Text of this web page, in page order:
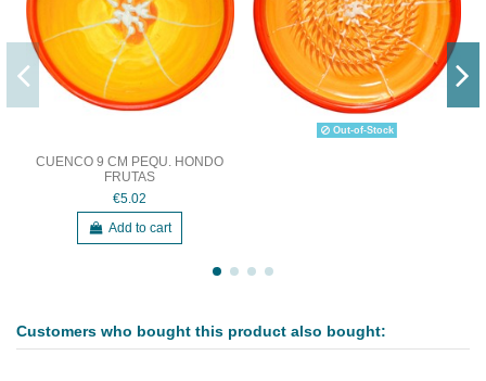
CUENCO 9 CM PEQU. HONDO
FRUTAS
€5.02
Add to cart
Out-of-Stock
Customers who bought this product also bought: